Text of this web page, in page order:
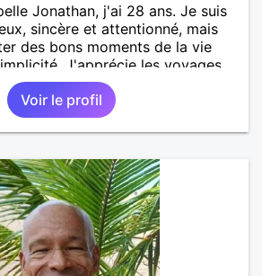
Jonathan, j'ai 28 ans. Je suis
sincère et attentionné, mais
des bons moments de la vie
J'apprécie les voyages,
jeux vidéo et les moments de
la recherche d'une personne
partager de belles
une relation sérieuse basée
sincères, les fous rires
savent ce qu'elles veulent,
discuter. Au plaisir de faire
Voir le profil